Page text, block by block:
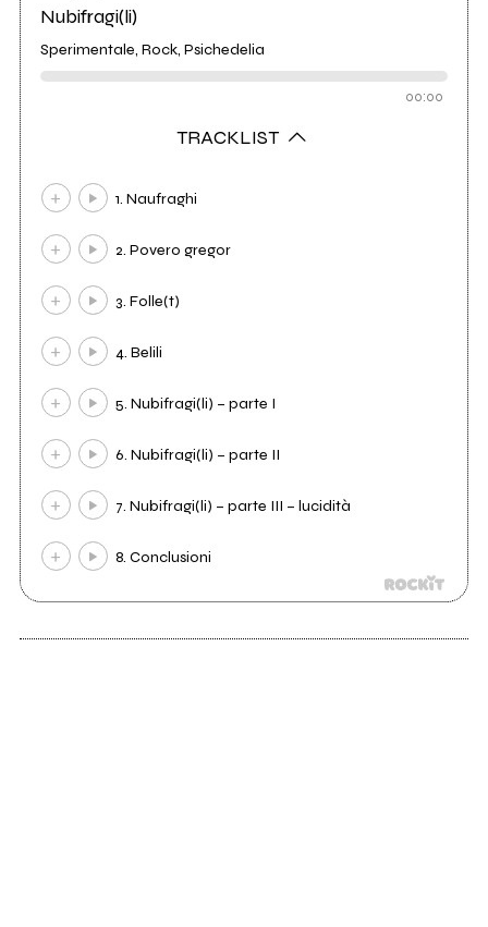
Nubifragi(li)
Sperimentale, Rock, Psichedelia
00:00
TRACKLIST
1. Naufraghi
2. Povero gregor
3. Folle(t)
4. Belili
5. Nubifragi(li) – parte I
6. Nubifragi(li) – parte II
7. Nubifragi(li) – parte III – lucidità
8. Conclusioni